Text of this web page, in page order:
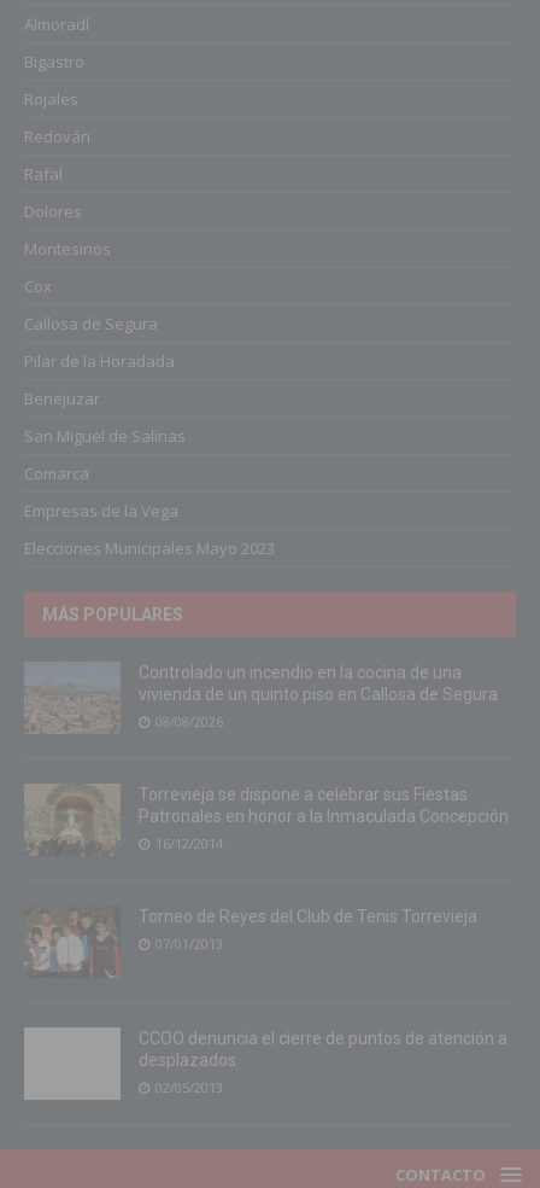
Almoradí
Bigastro
Rojales
Redován
Rafal
Dolores
Montesinos
Cox
Callosa de Segura
Pilar de la Horadada
Benejuzar
San Miguel de Salinas
Comarca
Empresas de la Vega
Elecciones Municipales Mayo 2023
MÁS POPULARES
Controlado un incendio en la cocina de una
vivienda de un quinto piso en Callosa de Segura
08/08/2026
Torrevieja se dispone a celebrar sus Fiestas
Patronales en honor a la Inmaculada Concepción
16/12/2014
Torneo de Reyes del Club de Tenis Torrevieja
07/01/2013
CCOO denuncia el cierre de puntos de atención a
desplazados
02/05/2013
CONTACTO